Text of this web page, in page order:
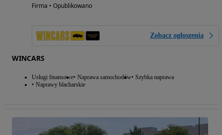
Firma • Opublikowano
Zobacz ogłoszenia
WINCARS
Usługi finansowe Naprawa samochodów Szybka naprawa
Naprawy blacharskie